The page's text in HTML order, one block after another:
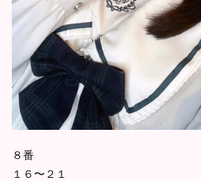
８番
１６〜２１